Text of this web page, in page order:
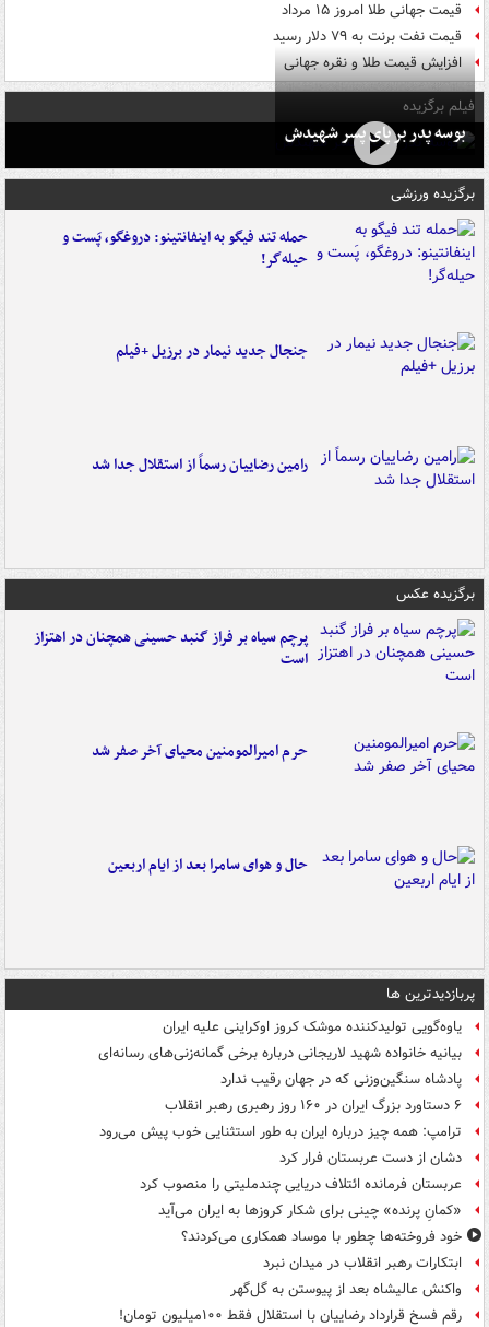
قیمت جهانی طلا امروز ۱۵ مرداد
قیمت نفت برنت به ۷۹ دلار رسید
افزایش قیمت طلا و نقره جهانی
فیلم برگزیده
بوسه‌ پدر بر پای پسر شهیدش
برگزیده ورزشی
حمله تند فیگو به اینفانتینو: دروغگو، پَست‌ و
حیله‌گر!
جنجال جدید نیمار در برزیل +فیلم
رامین رضاییان رسماً از استقلال جدا شد
برگزیده عکس
پرچم سیاه بر فراز گنبد حسینی همچنان در اهتزاز
است
حرم امیرالمومنین محیای آخر صفر شد
حال و هوای سامرا بعد از ایام اربعین
پربازدیدترین ها
یاوه‌گویی تولیدکننده موشک کروز اوکراینی علیه ایران
بیانیه خانواده شهید لاریجانی درباره برخی گمانه‌زنی‌های رسانه‌ای
پادشاه سنگین‌وزنی که در جهان رقیب ندارد
۶ دستاورد بزرگ ایران در ۱۶۰ روز رهبری رهبر انقلاب
ترامپ: همه چیز درباره ایران به طور استثنایی خوب پیش می‌رود
دشان از دست عربستان فرار کرد
عربستان فرمانده ائتلاف دریایی چندملیتی را منصوب کرد
«کمانِ پرنده» چینی برای شکار کروزها به ایران می‌آید
خود فروخته‌ها چطور با موساد همکاری می‌کردند؟
ابتکارات رهبر انقلاب در میدان نبرد
واکنش عالیشاه بعد از پیوستن به گل‌گهر
رقم فسخ قرارداد رضاییان با استقلال فقط ۱۰۰میلیون تومان!